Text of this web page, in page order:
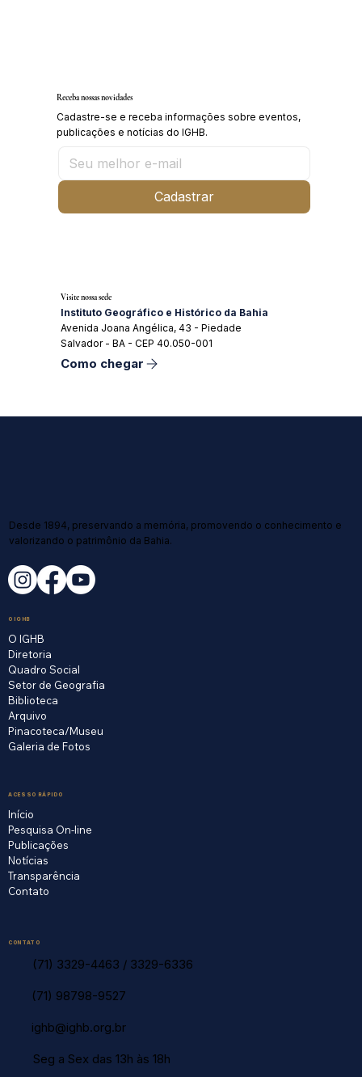
Receba nossas novidades
Cadastre-se e receba informações sobre eventos,
publicações e notícias do IGHB.
Cadastrar
Visite nossa sede
Instituto Geográfico e Histórico da Bahia
Avenida Joana Angélica, 43 - Piedade
Salvador - BA - CEP 40.050-001
Como chegar
Desde 1894, preservando a memória, promovendo o conhecimento e
valorizando o patrimônio da Bahia.
O IGHB
O IGHB
Diretoria
Quadro Social
Setor de Geografia
Biblioteca
Arquivo
Pinacoteca/Museu
Galeria de Fotos
ACESSO RÁPIDO
Início
Pesquisa On-line
Publicações
Notícias
Transparência
Contato
CONTATO
(71) 3329-4463 / 3329-6336
(71) 98798-9527
ighb@ighb.org.br
Seg a Sex das 13h às 18h